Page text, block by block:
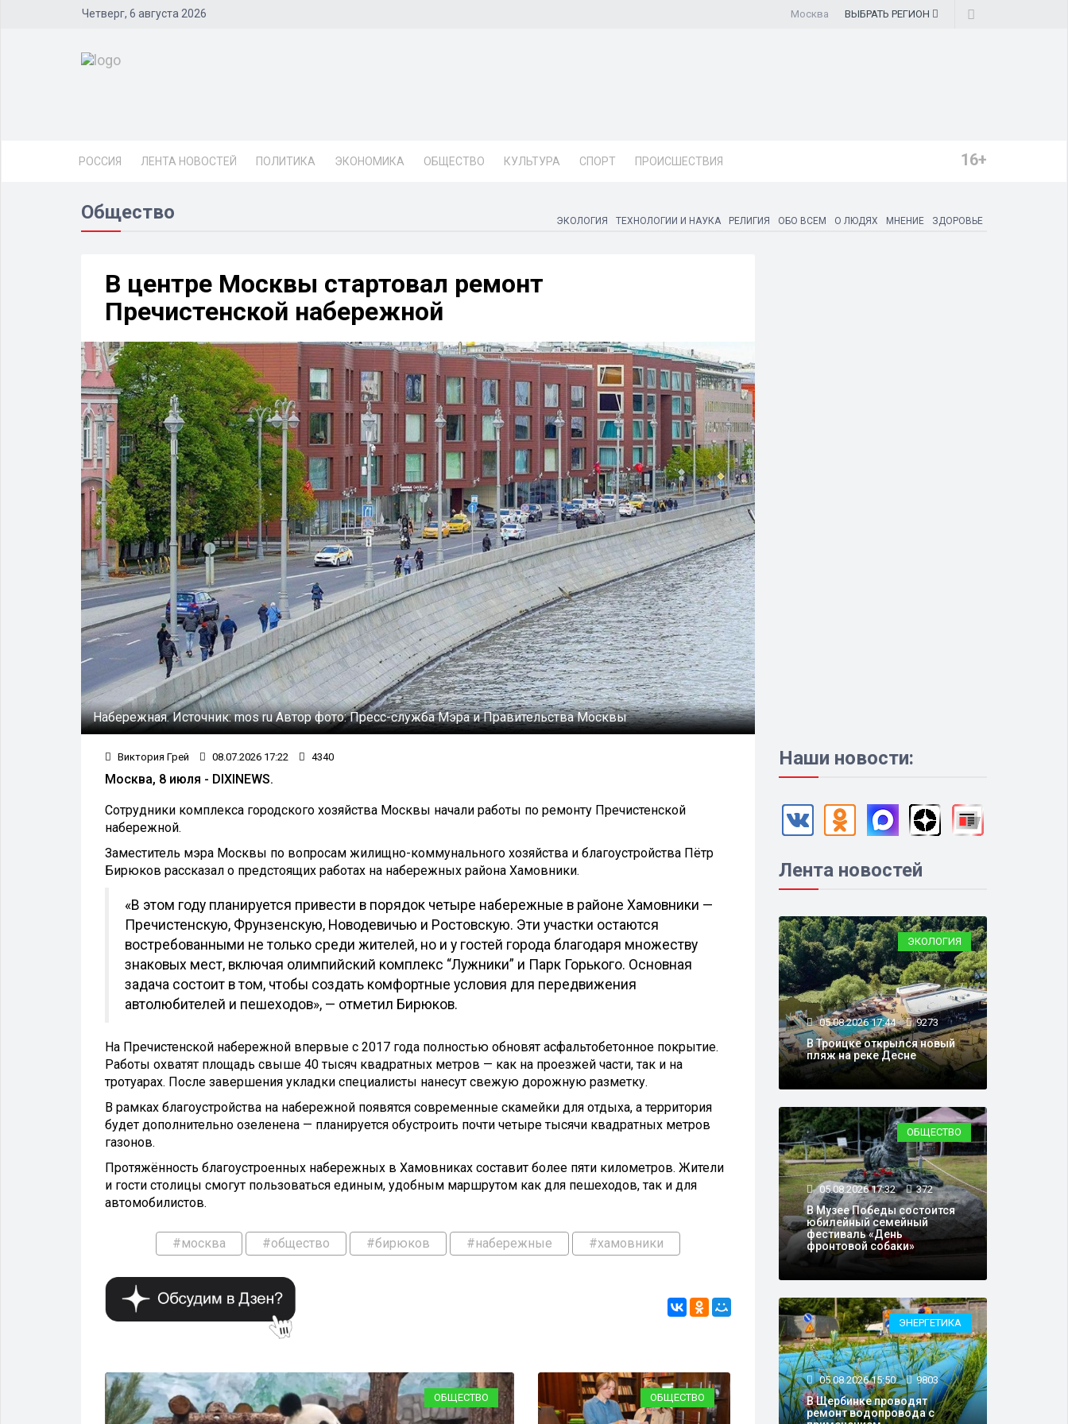
Четверг, 6 августа 2026 Москва ВЫБРАТЬ РЕГИОН
РОССИЯ ЛЕНТА НОВОСТЕЙ ПОЛИТИКА ЭКОНОМИКА ОБЩЕСТВО КУЛЬТУРА СПОРТ ПРОИСШЕСТВИЯ 16+
Общество ЭКОЛОГИЯ ТЕХНОЛОГИИ И НАУКА РЕЛИГИЯ ОБО ВСЕМ О ЛЮДЯХ МНЕНИЕ ЗДОРОВЬЕ
В центре Москвы стартовал ремонт
Пречистенской набережной
Набережная.Источник:mos ruАвтор фото:Пресс-служба Мэра и Правительства Москвы
Виктория Грей 08.07.2026 17:22 4340
Москва, 8 июля - DIXINEWS.
Сотрудники комплекса городского хозяйства Москвы начали работы по ремонту Пречистенской
набережной.
Заместитель мэра Москвы по вопросам жилищно-коммунального хозяйства и благоустройства Пётр
Бирюков рассказал о предстоящих работах на набережных района Хамовники.
«В этом году планируется привести в порядок четыре набережные в районе Хамовники —
Пречистенскую, Фрунзенскую, Новодевичью и Ростовскую. Эти участки остаются
востребованными не только среди жителей, но и у гостей города благодаря множеству
знаковых мест, включая олимпийский комплекс “Лужники” и Парк Горького. Основная
задача состоит в том, чтобы создать комфортные условия для передвижения
автолюбителей и пешеходов», — отметил Бирюков.
На Пречистенской набережной впервые с 2017 года полностью обновят асфальтобетонное покрытие.
Работы охватят площадь свыше 40 тысяч квадратных метров — как на проезжей части, так и на
тротуарах. После завершения укладки специалисты нанесут свежую дорожную разметку.
В рамках благоустройства на набережной появятся современные скамейки для отдыха, а территория
будет дополнительно озеленена — планируется обустроить почти четыре тысячи квадратных метров
газонов.
Протяжённость благоустроенных набережных в Хамовниках составит более пяти километров. Жители
и гости столицы смогут пользоваться единым, удобным маршрутом как для пешеходов, так и для
автомобилистов.
#москва #общество #бирюков #набережные #хамовники
ОБЩЕСТВО ОБЩЕСТВО
ОБЩЕСТВО
Наши новости:
Лента новостей
ЭКОЛОГИЯ
05.08.2026 17:44 9273
В Троицке открылся новый
пляж на реке Десне
ОБЩЕСТВО
05.08.2026 17:32 372
В Музее Победы состоится
юбилейный семейный
фестиваль «День
фронтовой собаки»
ЭНЕРГЕТИКА
05.08.2026 15:50 9803
В Щербинке проводят
ремонт водопровода с